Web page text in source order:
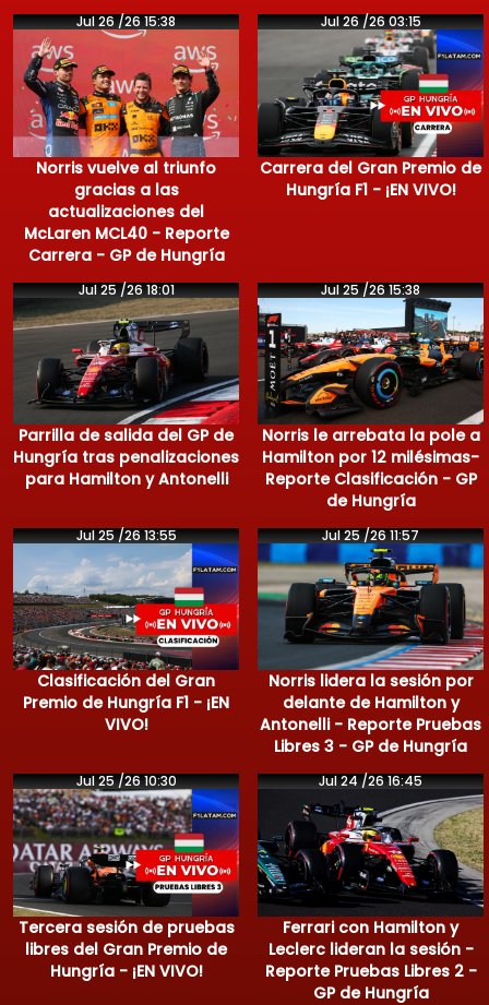
Jul 26 /26 15:38
Norris vuelve al triunfo
gracias a las
actualizaciones del
McLaren MCL40 - Reporte
Carrera - GP de Hungría
Jul 26 /26 03:15
Carrera del Gran Premio de
Hungría F1 - ¡EN VIVO!
Jul 25 /26 18:01
Parrilla de salida del GP de
Hungría tras penalizaciones
para Hamilton y Antonelli
Jul 25 /26 15:38
Norris le arrebata la pole a
Hamilton por 12 milésimas-
Reporte Clasificación - GP
de Hungría
Jul 25 /26 13:55
Clasificación del Gran
Premio de Hungría F1 - ¡EN
VIVO!
Jul 25 /26 11:57
Norris lidera la sesión por
delante de Hamilton y
Antonelli - Reporte Pruebas
Libres 3 - GP de Hungría
Jul 25 /26 10:30
Tercera sesión de pruebas
libres del Gran Premio de
Hungría - ¡EN VIVO!
Jul 24 /26 16:45
Ferrari con Hamilton y
Leclerc lideran la sesión -
Reporte Pruebas Libres 2 -
GP de Hungría